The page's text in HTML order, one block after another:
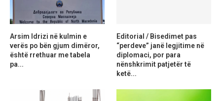
Arsim Idrizi në kulmin e
verës po bën gjum dimëror,
është rrethuar me tabela
pa...
Editorial / Bisedimet pas
“perdeve” janë legjitime në
diplomaci, por para
nënshkrimit patjetër të
ketë...